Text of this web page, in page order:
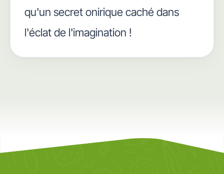
qu'un secret onirique caché dans
l'éclat de l'imagination !